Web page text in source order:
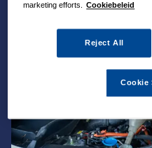
marketing efforts. Cookiebeleid
Reject All
Cookie